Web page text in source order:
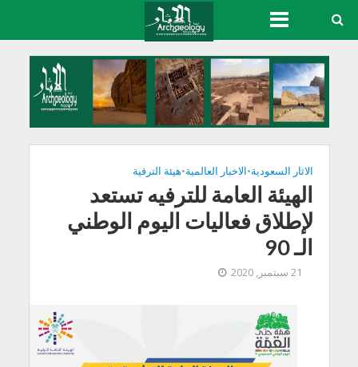
الاثار السعودية•الاخبار العالمية•هيئة الترفية
الهيئة العامة للترفيه تستعد
لإطلاق فعاليات اليوم الوطني
الـ 90
21 سبتمبر, 2020